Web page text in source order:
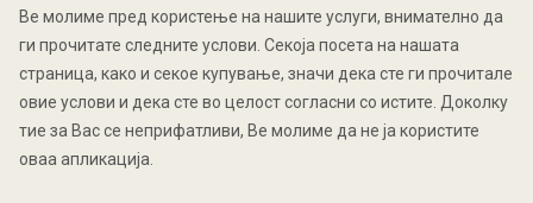
Ве молиме пред користење на нашите услуги, внимателно да
ги прочитате следните услови. Секоја посета на нашата
страница, како и секое купување, значи дека сте ги прочитале
овие услови и дека сте во целост согласни со истите. Доколку
тие за Вас се неприфатливи, Ве молиме да не ја користите
оваа апликација.